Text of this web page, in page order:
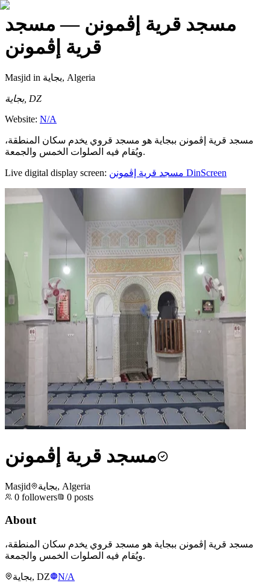
مسجد قرية إڨمونن — مسجد
قرية إڨمونن
Masjid in بجاية, Algeria
بجاية, DZ
Website: N/A
مسجد قرية إڨمونن ببجاية هو مسجد قروي يخدم سكان المنطقة،
ويُقام فيه الصلوات الخمس والجمعة.
Live digital display screen: مسجد قرية إڨمونن DinScreen
مسجد قرية إڨمونن
Masjid
بجاية, Algeria
0 followers 0 posts
About
مسجد قرية إڨمونن ببجاية هو مسجد قروي يخدم سكان المنطقة،
ويُقام فيه الصلوات الخمس والجمعة.
بجاية, DZ
N/A